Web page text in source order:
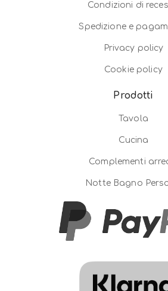
Condizioni di
Spedizione e
Privacy policy
Cookie policy
Prodotti
Tavola
Cucina
Complementi
Notte Bagno